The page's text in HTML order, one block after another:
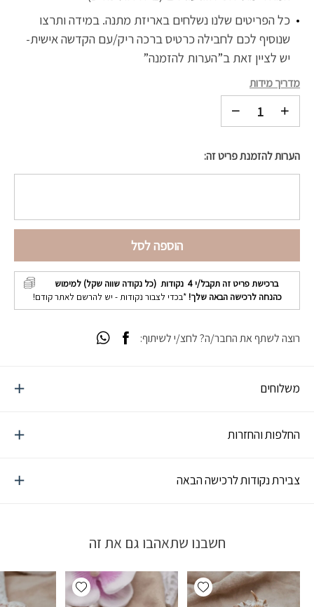
כל הפריטים שלנו נשלחים באריזת מתנה. במידה ותרצו
שנוסיף לכם לחבילה כרטיס ברכה ריק/עם הקדשה אישית-
יש לציין זאת ב”הערות להזמנה”
מדריך מידות
הערות להזמנת פריט זה:
הוספה לסל
ברכישת פריט זה תקבל/י4 נקודות (כל נקודה שווה שקל) למימוש
כהנחה לרכישה הבאה שלך! *בכדי לצבור נקודות - יש להרשם לאתר קודם!
משלוחים
החלפות והחזרות
צבירת נקודות לרכישה הבאה
רוצה לשתף את החבר/ה? לחצ/י לשיתוף:
חשבנו שתאהבו גם את זה
Add wishlist
Add wishlist